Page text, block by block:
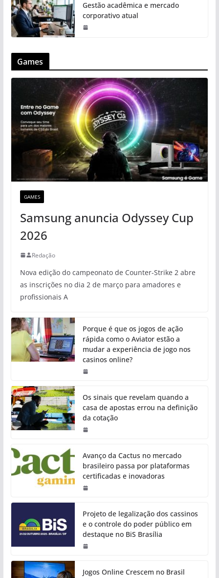
Gestão acadêmica e mercado
corporativo atual
Games
GAMES
Samsung anuncia Odyssey Cup
2026
Redação
Nova edição do campeonato de Counter-Strike 2 abre
as inscrições no dia 2 de março para amadores e
profissionais A
Porque é que os jogos de ação
rápida como o Aviator estão a
mudar a experiência de jogo nos
casinos online?
Os sinais que revelam quando a
casa de apostas errou na definição
da cotação
Avanço da Cactus no mercado
brasileiro passa por plataformas
certificadas e inovadoras
Projeto de legalização dos cassinos
e o controle do poder público em
destaque no BiS Brasília
Jogos Online Crescem no Brasil